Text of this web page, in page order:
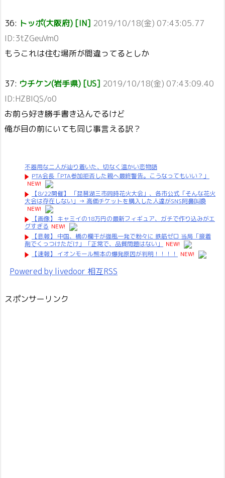
36: トッポ(大阪府) [IN] 2019/10/18(金) 07:43:05.77
ID:3tZGeuVm0
もうこれは住む場所が間違ってるとしか
37: ウチケン(岩手県) [US] 2019/10/18(金) 07:43:09.40
ID:HZBIQS/o0
お前ら好き勝手書き込んでるけど
俺が目の前にいても同じ事言える訳？
不器用な二人が辿り着いた、切なく温かい恋物語
PTA会長「PTA参加拒否した親へ最終警告。こうなってもいい？」
NEW!
【8/22開催】 「琵琶湖三市同時花火大会」、各市公式「そんな花火
大会は存在しない」→ 高価チケットを購入した人達がSNS阿鼻叫喚
NEW!
【画像】 キャミイの18万円の最新フィギュア、ガチで作り込みがエ
グすぎる NEW!
【悲報】 中国、橋の欄干が強風一発で粉々に 鉄筋ゼロ 当局「接着
剤でくっつけただけ」「正常で、品質問題はない」
NEW!
【速報】 イオンモール熊本の爆発原因が判明！！！！
NEW!
Powered by livedoor 相互RSS
スポンサーリンク